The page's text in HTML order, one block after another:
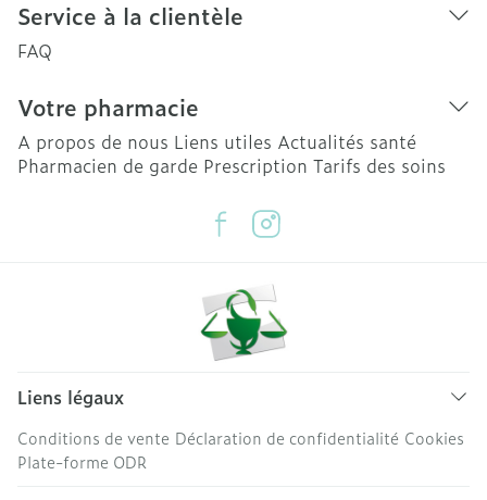
Service à la clientèle
FAQ
Votre pharmacie
A propos de nous Liens utiles Actualités santé
Pharmacien de garde Prescription Tarifs des soins
Liens légaux
Conditions de vente Déclaration de confidentialité Cookies
Plate-forme ODR